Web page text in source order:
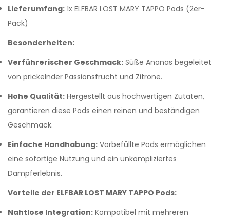
Lieferumfang: 1x ELFBAR LOST MARY TAPPO Pods (2er-
Pack)
Besonderheiten:
Verführerischer Geschmack: Süße Ananas begeleitet
von prickelnder Passionsfrucht und Zitrone.
Hohe Qualität: Hergestellt aus hochwertigen Zutaten,
garantieren diese Pods einen reinen und beständigen
Geschmack.
Einfache Handhabung: Vorbefüllte Pods ermöglichen
eine sofortige Nutzung und ein unkompliziertes
Dampferlebnis.
Vorteile der ELFBAR LOST MARY TAPPO Pods:
Nahtlose Integration: Kompatibel mit mehreren